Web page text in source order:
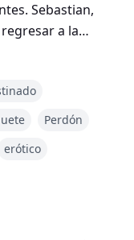
Sebastian,
a la
Perdón
erótico